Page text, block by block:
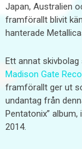
Japan, Australien
framförallt blivit
hanterade
Ett annat
Madison Gate
framförallt ger ut
undantag från
Pentatonix”
2014.